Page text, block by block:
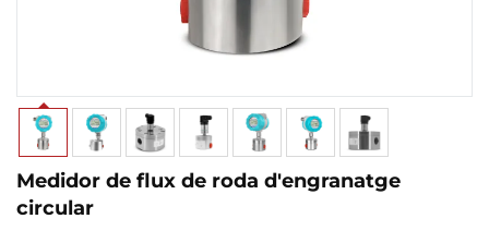
Medidor de flux de roda d'engranatge
circular